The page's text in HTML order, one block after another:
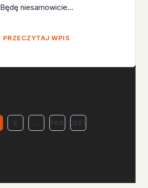
Będę niesamowicie…
PRZECZYTAJ WPIS
2 … 769 NEXT